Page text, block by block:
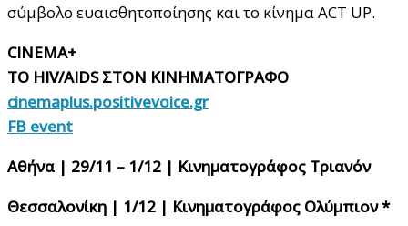
σύμβολο ευαισθητοποίησης και το κίνημα ACT UP.
CINEMA+
TO HIV/AIDS ΣΤΟΝ ΚΙΝΗΜΑΤΟΓΡΑΦΟ
cinemaplus.positivevoice.gr
FB event
Αθήνα | 29/11 – 1/12 | Κινηματογράφος Τριανόν
Θεσσαλονίκη | 1/12 | Κινηματογράφος Ολύμπιον *